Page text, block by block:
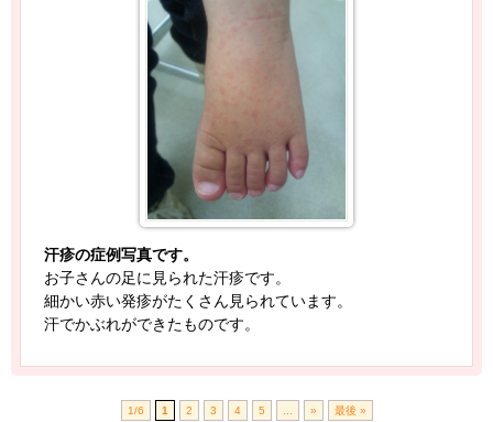
汗疹の症例写真です。
お子さんの足に見られた汗疹です。
細かい赤い発疹がたくさん見られています。
汗でかぶれができたものです。
1/6 1 2 3 4 5 » 最後 »